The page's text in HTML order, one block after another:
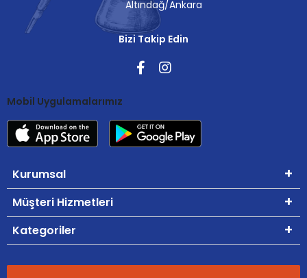
Altındağ/Ankara
Bizi Takip Edin
Mobil Uygulamalarımız
Kurumsal
Müşteri Hizmetleri
Kategoriler